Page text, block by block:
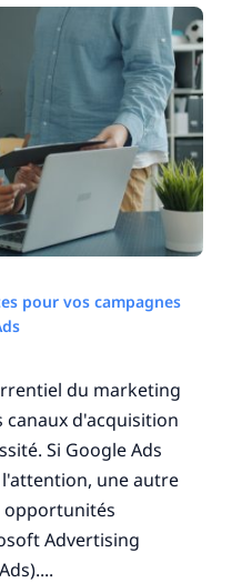
pour vos campagnes
du marketing
d'acquisition
Si Google Ads
une autre
opportunités
Advertising